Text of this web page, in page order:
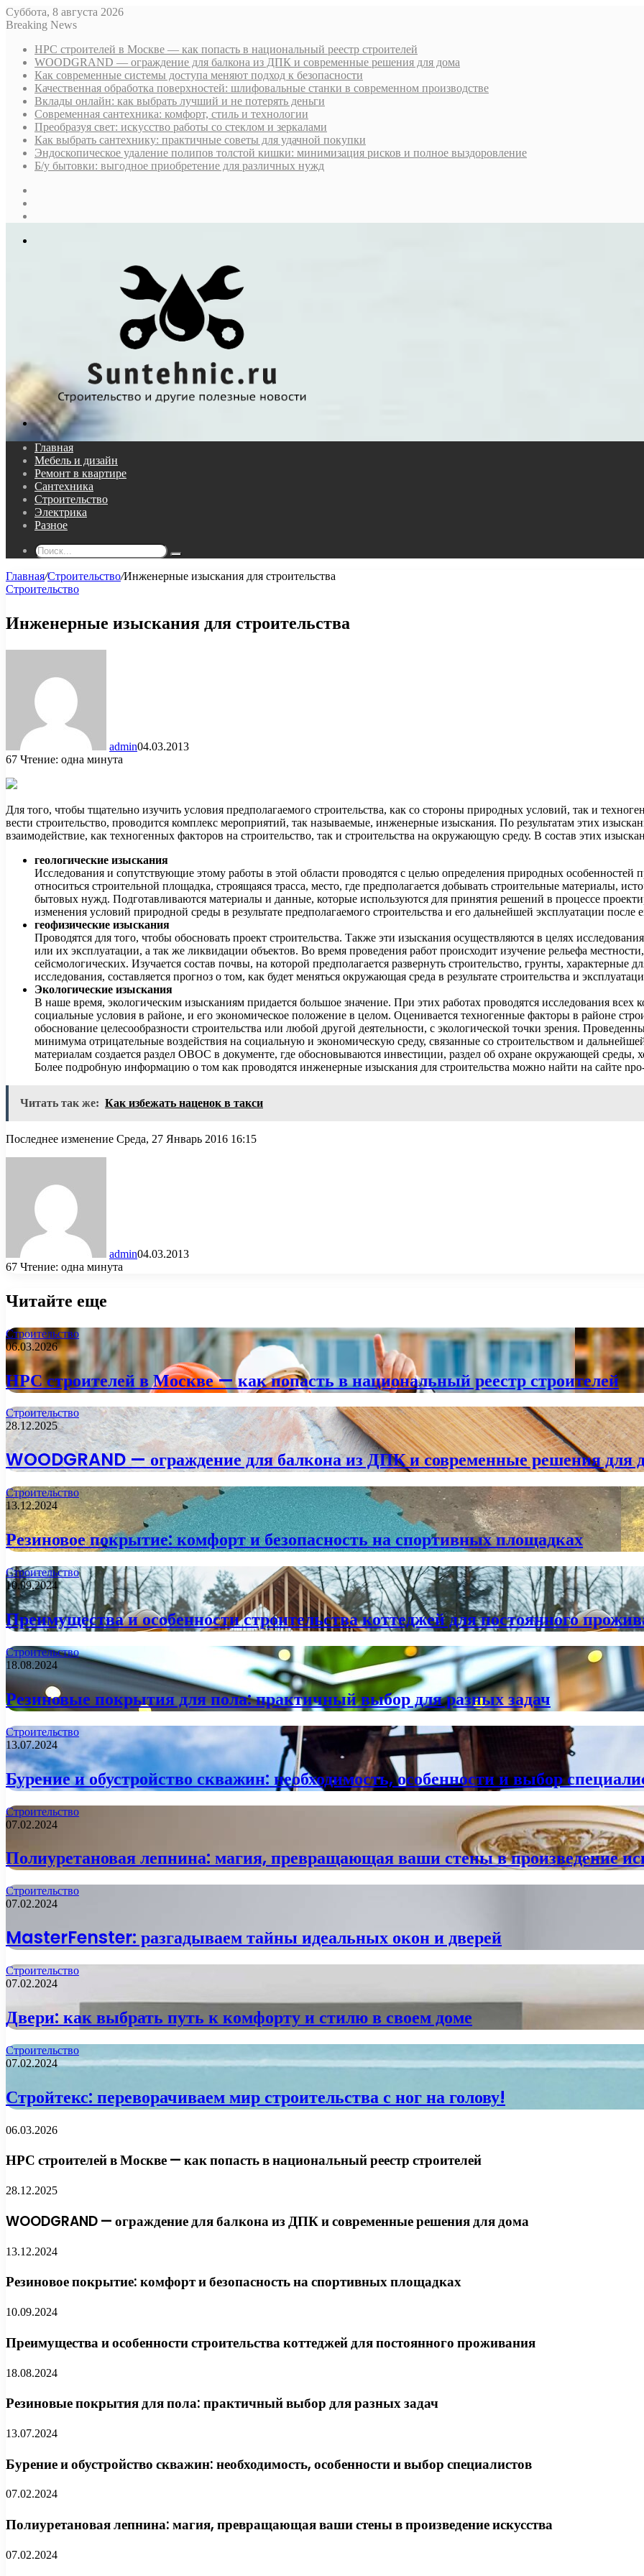
Суббота, 8 августа 2026
Breaking News
НРС строителей в Москве — как попасть в национальный реестр строителей
WOODGRAND — ограждение для балкона из ДПК и современные решения для дома
Как современные системы доступа меняют подход к безопасности
Качественная обработка поверхностей: шлифовальные станки в современном производстве
Вклады онлайн: как выбрать лучший и не потерять деньги
Современная сантехника: комфорт, стиль и технологии
Преобразуя свет: искусство работы со стеклом и зеркалами
Как выбрать сантехнику: практичные советы для удачной покупки
Эндоскопическое удаление полипов толстой кишки: минимизация рисков и полное выздоровление
Б/у бытовки: выгодное приобретение для различных нужд
Поиск...
Главная
Мебель и дизайн
Ремонт в квартире
Сантехника
Строительство
Электрика
Разное
Поиск...
Главная/Строительство/Инженерные изыскания для строительства
Строительство
Инженерные изыскания для строительства
admin04.03.2013
67 Чтение: одна минута
Для того, чтобы тщательно изучить условия предполагаемого строительства, как со стороны природных условий, так и
вести строительство, проводится комплекс мероприятий, так называемые, инженерные изыскания. По результатам этих
взаимодействие, как техногенных факторов на строительство, так и строительства на окружающую среду. В состав этих
геологические изыскания
Исследования и сопутствующие этому работы в этой области проводятся с целью определения природных особенностей
относиться строительной площадка, строящаяся трасса, место, где предполагается добывать строительные материалы,
бытовых нужд. Подготавливаются материалы и данные, которые используются для принятия решений в процессе
изменения условий природной среды в результате предполагаемого строительства и его дальнейшей эксплуатации после
геофизические изыскания
Проводятся для того, чтобы обосновать проект строительства. Также эти изыскания осуществляются в целях
или их эксплуатации, а так же ликвидации объектов. Во время проведения работ происходит изучение рельефа
сейсмологических. Изучается состав почвы, на которой предполагается развернуть строительство, грунты,
исследования, составляется прогноз о том, как будет меняться окружающая среда в результате строительства и
Экологические изыскания
В наше время, экологическим изысканиям придается большое значение. При этих работах проводятся исследования всех
социальные условия в районе, и его экономическое положение в целом. Оценивается техногенные факторы в районе
обоснование целесообразности строительства или любой другой деятельности, с экологической точки зрения.
минимума отрицательные воздействия на социальную и экономическую среду, связанные со строительством и
материалам создается раздел ОВОС в документе, где обосновываются инвестиции, раздел об охране окружающей среды,
Более подробную информацию о том как проводятся инженерные изыскания для строительства можно найти на сайте
Читать так же: Как избежать наценок в такси
Последнее изменение Среда, 27 Январь 2016 16:15
admin04.03.2013
67 Чтение: одна минута
Читайте еще
Строительство
06.03.2026
НРС строителей в Москве — как попасть в национальный реестр строителей
Строительство
28.12.2025
WOODGRAND — ограждение для балкона из ДПК и современные решения для
Строительство
13.12.2024
Резиновое покрытие: комфорт и безопасность на спортивных площадках
Строительство
10.09.2024
Преимущества и особенности строительства коттеджей для постоянного
Строительство
18.08.2024
Резиновые покрытия для пола: практичный выбор для разных задач
Строительство
13.07.2024
Бурение и обустройство скважин: необходимость, особенности и выбор
Строительство
07.02.2024
Полиуретановая лепнина: магия, превращающая ваши стены в произведение
Строительство
07.02.2024
MasterFenster: разгадываем тайны идеальных окон и дверей
Строительство
07.02.2024
Двери: как выбрать путь к комфорту и стилю в своем доме
Строительство
07.02.2024
Стройтекс: переворачиваем мир строительства с ног на голову!
06.03.2026
НРС строителей в Москве — как попасть в национальный реестр строителей
28.12.2025
WOODGRAND — ограждение для балкона из ДПК и современные решения для дома
13.12.2024
Резиновое покрытие: комфорт и безопасность на спортивных площадках
10.09.2024
Преимущества и особенности строительства коттеджей для постоянного проживания
18.08.2024
Резиновые покрытия для пола: практичный выбор для разных задач
13.07.2024
Бурение и обустройство скважин: необходимость, особенности и выбор специалистов
07.02.2024
Полиуретановая лепнина: магия, превращающая ваши стены в произведение искусства
07.02.2024